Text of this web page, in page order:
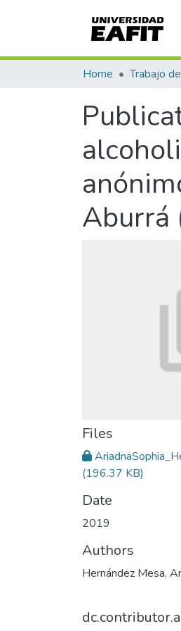
Home Trabajo
Aburrá
Files
(196.37 KB)
Date
2019
Authors
Hernández Mesa,